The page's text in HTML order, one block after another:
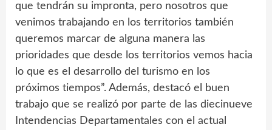
que tendrán su impronta, pero nosotros que
venimos trabajando en los territorios también
queremos marcar de alguna manera las
prioridades que desde los territorios vemos hacia
lo que es el desarrollo del turismo en los
próximos tiempos”. Además, destacó el buen
trabajo que se realizó por parte de las diecinueve
Intendencias Departamentales con el actual